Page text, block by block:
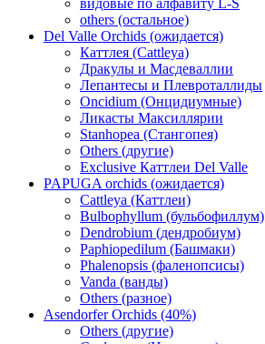
видовые по алфавиту L-S
others (остальное)
Del Valle Orchids (ожидается)
Каттлея (Cattleya)
Дракулы и Масдеваллии
Лепантесы и Плевроталлиды
Oncidium (Онцидиумные)
Ликасты Максиллярии
Stanhopea (Стангопея)
Others (другие)
Exclusive Каттлеи Del Valle
PAPUGA orchids (ожидается)
Cattleya (Каттлеи)
Bulbophyllum (бульбофиллум)
Dendrobium (дендробиум)
Paphiopedilum (Башмаки)
Phalenopsis (фаленопсисы)
Vanda (ванды)
Others (разное)
Asendorfer Orchids (40%)
Others (другие)